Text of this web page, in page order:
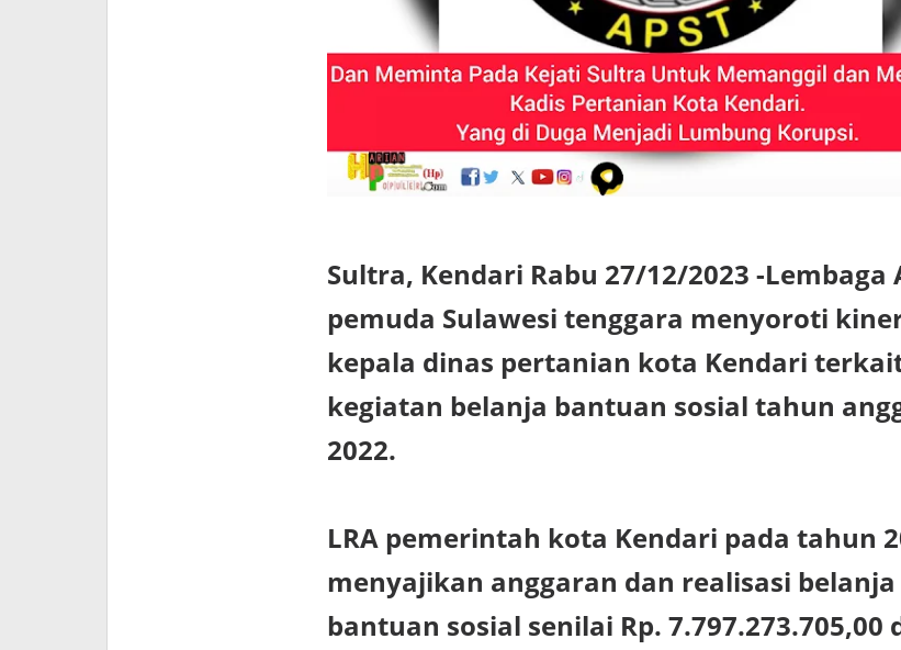
Sultra, Kendari Rabu 27/12/2023 -Lembaga
pemuda Sulawesi tenggara menyoroti
kepala dinas pertanian kota Kendari
kegiatan belanja bantuan sosial tahun
2022.
LRA pemerintah kota Kendari pada tahun
menyajikan anggaran dan realisasi belanja
bantuan sosial senilai Rp. 7.797.273.705,00